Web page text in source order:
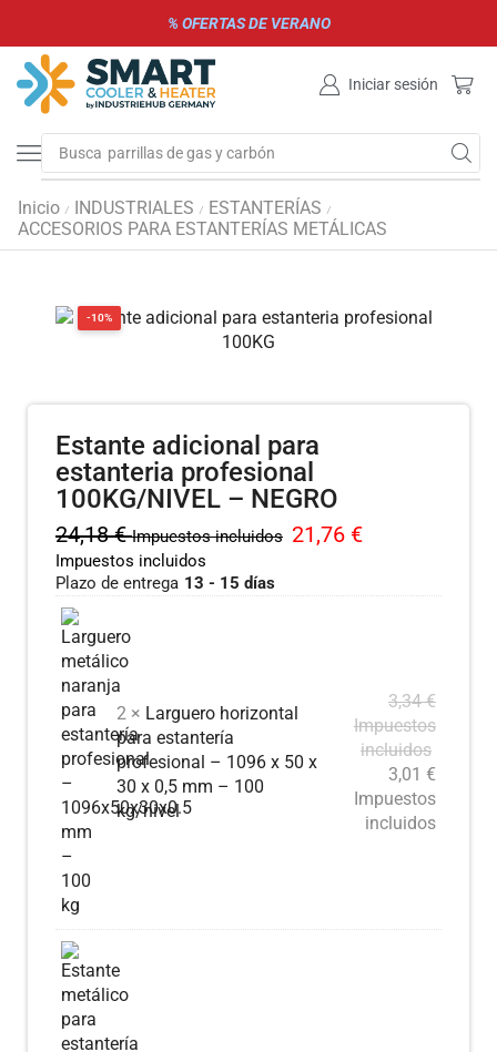
% OFERTAS DE VERANO
Iniciar sesión
Busca parrillas de gas y carbón
Inicio / INDUSTRIALES / ESTANTERÍAS /
ACCESORIOS PARA ESTANTERÍAS METÁLICAS
-10%
Estante adicional para
estanteria profesional
100KG/NIVEL – NEGRO
24,18€ Impuestos incluidos 21,76 €
Impuestos incluidos
Plazo de entrega 13 - 15 días
2 × Larguero horizontal
para estantería
profesional – 1096 x 50 x
30 x 0,5 mm – 100
kg/nivel
3,34€
Impuestos
incluidos
3,01 €
Impuestos
incluidos